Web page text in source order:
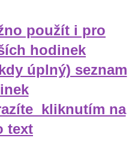
použít i pro
hodinek
úplný) seznam
kliknutím na
text